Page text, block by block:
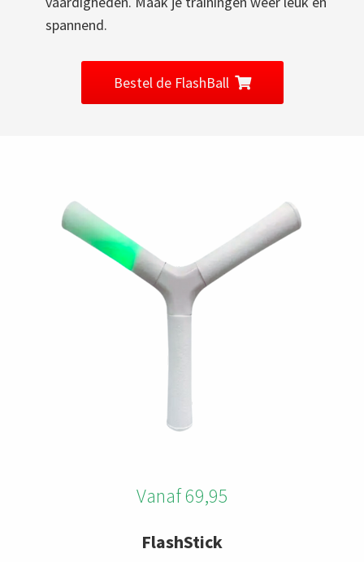
spannend.
Bestel de FlashBall
Vanaf 69,95
FlashStick